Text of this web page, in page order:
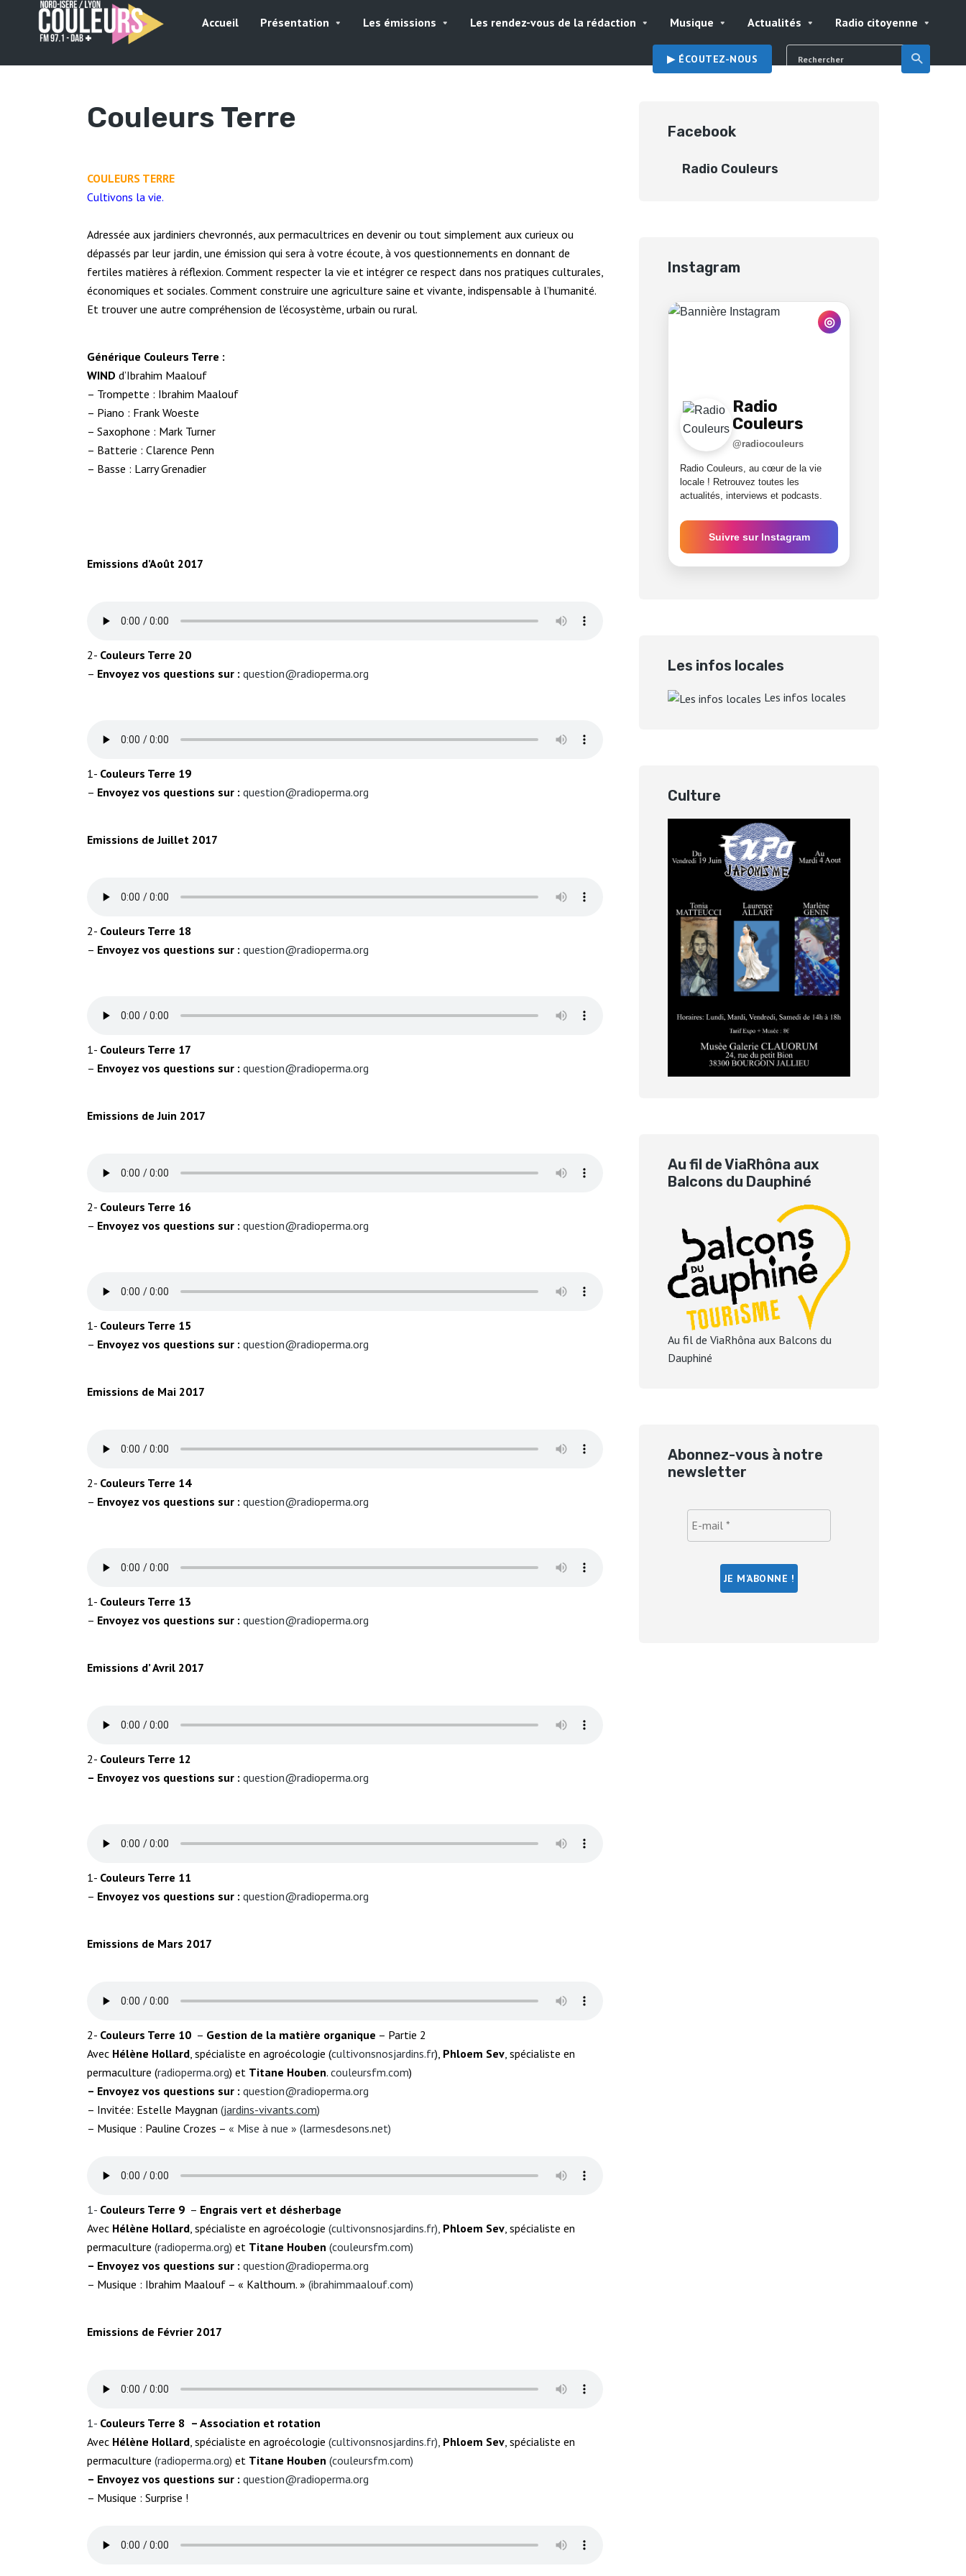
Accueil Présentation Les émissions Les rendez-vous de la rédaction Musique Actualités Radio citoyenne
▶︎ ÉCOUTEZ-NOUS
Couleurs Terre
COULEURS TERRE
Cultivons la vie.
Adressée aux jardiniers chevronnés, aux permacultrices en devenir ou tout simplement aux curieux ou
dépassés par leur jardin, une émission qui sera à votre écoute, à vos questionnements en donnant de
fertiles matières à réflexion. Comment respecter la vie et intégrer ce respect dans nos pratiques culturales,
économiques et sociales. Comment construire une agriculture saine et vivante, indispensable à l’humanité.
Et trouver une autre compréhension de l’écosystème, urbain ou rural.
Générique Couleurs Terre :
WIND d’Ibrahim Maalouf
– Trompette : Ibrahim Maalouf
– Piano : Frank Woeste
– Saxophone : Mark Turner
– Batterie : Clarence Penn
– Basse : Larry Grenadier
Emissions d’Août 2017
2- Couleurs Terre 20
– Envoyez vos questions sur : question@radioperma.org
1- Couleurs Terre 19
– Envoyez vos questions sur : question@radioperma.org
Emissions de Juillet 2017
2- Couleurs Terre 18
– Envoyez vos questions sur : question@radioperma.org
1- Couleurs Terre 17
– Envoyez vos questions sur : question@radioperma.org
Emissions de Juin 2017
2- Couleurs Terre 16
– Envoyez vos questions sur : question@radioperma.org
1- Couleurs Terre 15
– Envoyez vos questions sur : question@radioperma.org
Emissions de Mai 2017
2- Couleurs Terre 14
– Envoyez vos questions sur : question@radioperma.org
1- Couleurs Terre 13
– Envoyez vos questions sur : question@radioperma.org
Emissions d’ Avril 2017
2- Couleurs Terre 12
– Envoyez vos questions sur : question@radioperma.org
1- Couleurs Terre 11
– Envoyez vos questions sur : question@radioperma.org
Emissions de Mars 2017
2- Couleurs Terre 10 – Gestion de la matière organique – Partie 2
Avec Hélène Hollard, spécialiste en agroécologie (cultivonsnosjardins.fr), Phloem Sev, spécialiste en
permaculture (radioperma.org) et Titane Houben. couleursfm.com)
– Envoyez vos questions sur : question@radioperma.org
– Invitée: Estelle Maygnan (jardins-vivants.com)
– Musique : Pauline Crozes – « Mise à nue » (larmesdesons.net)
1- Couleurs Terre 9 – Engrais vert et désherbage
Avec Hélène Hollard, spécialiste en agroécologie (cultivonsnosjardins.fr), Phloem Sev, spécialiste en
permaculture (radioperma.org) et Titane Houben (couleursfm.com)
– Envoyez vos questions sur : question@radioperma.org
– Musique : Ibrahim Maalouf – « Kalthoum. » (ibrahimmaalouf.com)
Emissions de Février 2017
1- Couleurs Terre 8 – Association et rotation
Avec Hélène Hollard, spécialiste en agroécologie (cultivonsnosjardins.fr), Phloem Sev, spécialiste en
permaculture (radioperma.org) et Titane Houben (couleursfm.com)
– Envoyez vos questions sur : question@radioperma.org
– Musique : Surprise !
Facebook
Radio Couleurs
Instagram
◎
Radio
Couleurs
@radiocouleurs
Radio Couleurs, au cœur de la vie
locale ! Retrouvez toutes les
actualités, interviews et podcasts.
Suivre sur Instagram
Les infos locales
Les infos locales
Culture
Au fil de ViaRhôna aux
Balcons du Dauphiné
Au fil de ViaRhôna aux Balcons du
Dauphiné
Abonnez-vous à notre
newsletter